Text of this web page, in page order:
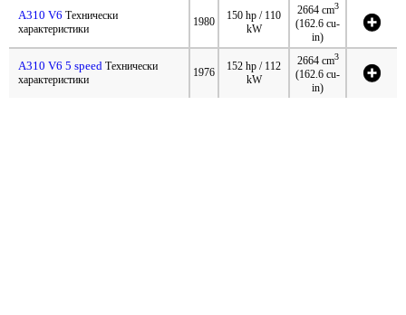
A310 V6 Технически
характеристики
1980
150 hp / 110
kW
2664 cm3
(162.6 cu-
in)
A310 V6 5 speed Технически
характеристики
1976
152 hp / 112
kW
2664 cm3
(162.6 cu-
in)